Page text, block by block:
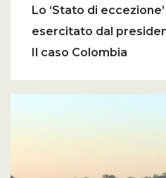
Lo ‘Stato di
esercitato dal
Il caso Colombia